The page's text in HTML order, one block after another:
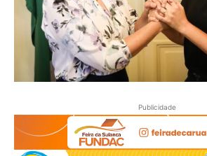
Publicidade